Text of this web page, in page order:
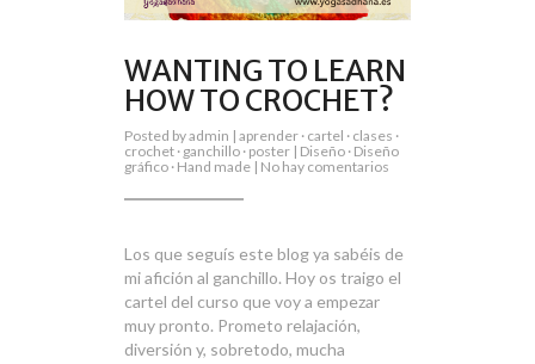
WANTING TO LEARN
HOW TO CROCHET?
Posted byadmin | aprender · cartel · clases ·
crochet · ganchillo · poster | Diseño · Diseño
gráfico · Hand made | No hay comentarios
crochet?
Los que seguís este blog ya sabéis de
mi afición al ganchillo. Hoy os traigo el
cartel del curso que voy a empezar
muy pronto. Prometo relajación,
diversión y, sobretodo, mucha